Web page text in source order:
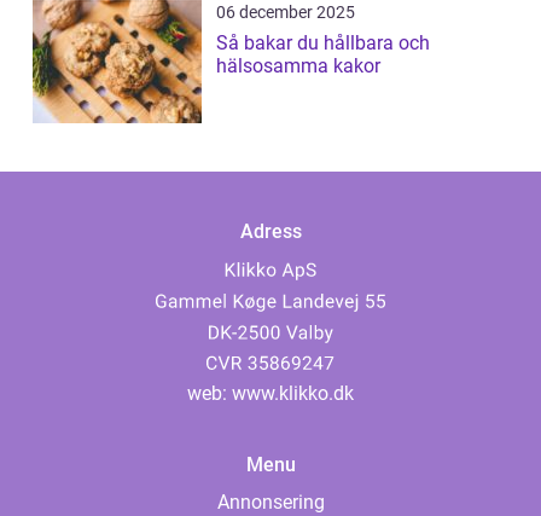
06 december 2025
Så bakar du hållbara och
hälsosamma kakor
Adress
web: www.klikko.dk
Menu
Annonsering